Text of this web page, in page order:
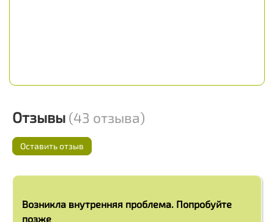
Отзывы (43 отзыва)
Оставить отзыв
Возникла внутренняя проблема. Попробуйте
позже